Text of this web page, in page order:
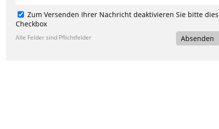
Zum Versenden Ihrer Nachricht deaktivieren Sie bitte
Checkbox
Alle Felder sind Pflichtfelder Absenden